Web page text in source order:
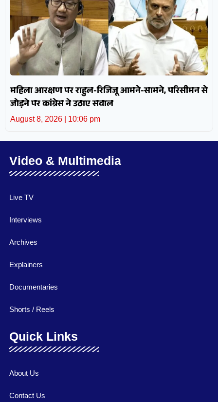
महिला आरक्षण पर राहुल-रिजिजू आमने-सामने, परिसीमन से
जोड़ने पर कांग्रेस ने उठाए सवाल
August 8, 2026 10:06 pm
Video & Multimedia
Live TV
Interviews
Archives
Explainers
Documentaries
Shorts / Reels
Quick Links
About Us
Contact Us